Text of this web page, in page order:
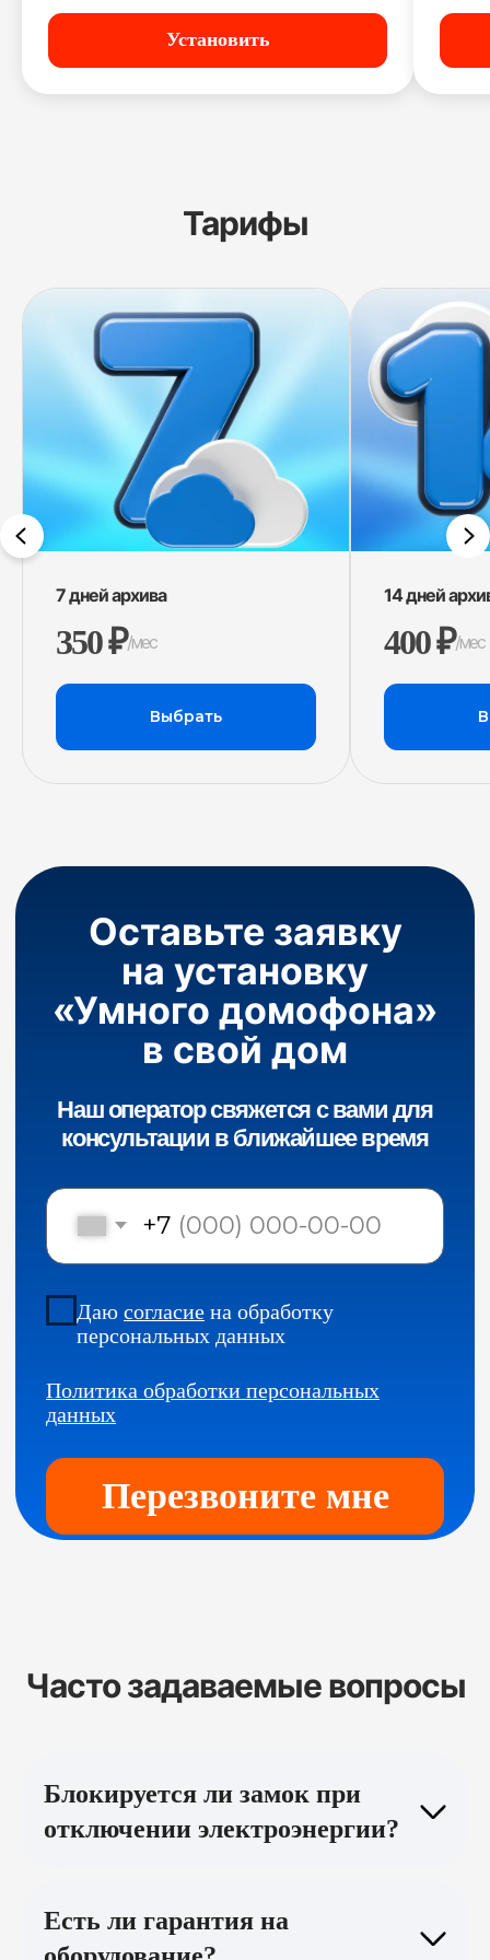
Установить
Тарифы
7 дней архива
350 ₽/мес
Выбрать
14 дней
400 ₽/мес
Часто задаваемые вопросы
Блокируется ли замок при
отключении электроэнергии?
Есть ли гарантия на